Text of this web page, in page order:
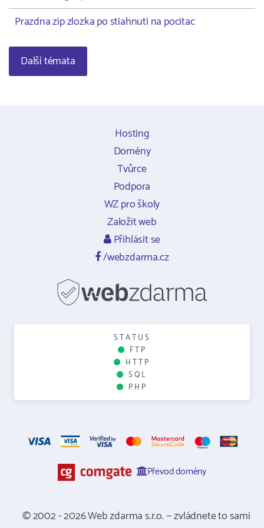
Prazdna zip zlozka po stiahnuti na pocitac
Další témata
Hosting
Domény
Tvůrce
Podpora
WZ pro školy
Založit web
Přihlásit se
/webzdarma.cz
STATUS
FTP
HTTP
SQL
PHP
Převod domény
© 2002 - 2026 Web zdarma s.r.o. — zvládnete to sami